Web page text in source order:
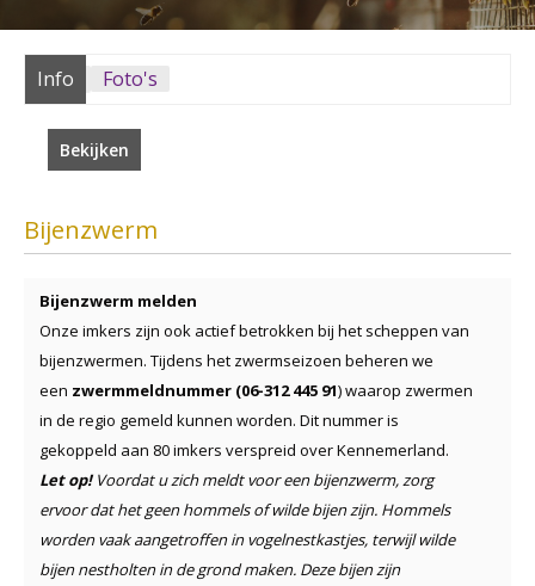
Info Foto's
Bekijken
Bijenzwerm
Bijenzwerm melden
Onze imkers zijn ook actief betrokken bij het scheppen van
bijenzwermen. Tijdens het zwermseizoen beheren we
een zwermmeldnummer (06-312 445 91) waarop zwermen
in de regio gemeld kunnen worden. Dit nummer is
gekoppeld aan 80 imkers verspreid over Kennemerland.
Let op!Voordat u zich meldt voor een bijenzwerm, zorg
ervoor dat het geen hommels of wilde bijen zijn. Hommels
worden vaak aangetroffen in vogelnestkastjes, terwijl wilde
bijen nestholten in de grond maken. Deze bijen zijn